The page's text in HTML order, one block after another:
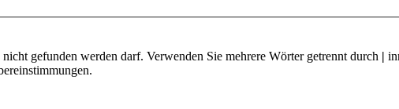
gefunden werden darf. Verwenden Sie mehrere Wörter getrennt durch |